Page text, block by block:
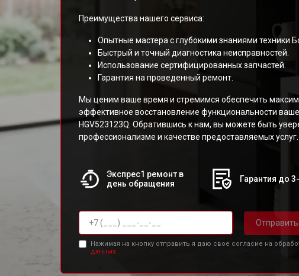
Преимущества нашего сервиса:
Опытные мастера с глубокими знаниями техники
Быстрый и точный диагностика неисправностей.
Использование сертифицированных запчастей.
Гарантия на проведенный ремонт.
Мы ценим ваше время и стремимся обеспечить
эффективное восстановление функциональности
HGV523123Q. Обратившись к нам, вы можете быть
профессионализме и качестве предоставляемых услуг.
Экспрес1 ремонт в
день обращения
Гарантия до
Нажимая на кнопку отправить я даю свое согласие на
данных.